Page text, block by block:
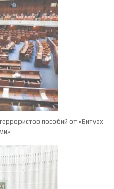
пособий от «Битуах